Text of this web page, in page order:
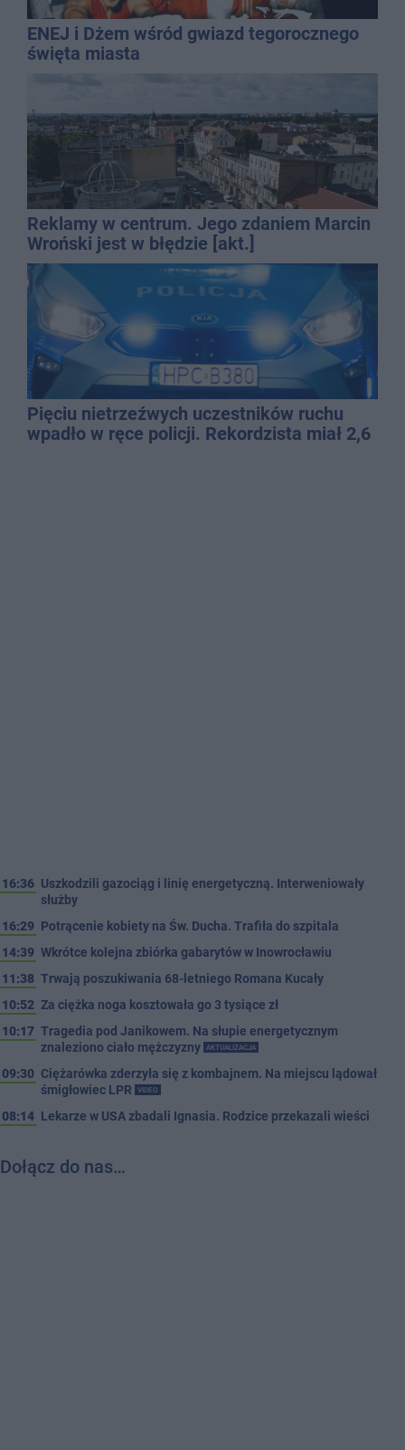
ENEJ i Dżem wśród gwiazd tegorocznego
święta miasta
Reklamy w centrum. Jego zdaniem Marcin
Wroński jest w błędzie [akt.]
Pięciu nietrzeźwych uczestników ruchu
wpadło w ręce policji. Rekordzista miał 2,6
16:36 Uszkodzili gazociąg i linię energetyczną. Interweniowały
służby
16:29 Potrącenie kobiety na Św. Ducha. Trafiła do szpitala
14:39 Wkrótce kolejna zbiórka gabarytów w Inowrocławiu
11:38 Trwają poszukiwania 68-letniego Romana Kucały
10:52 Za ciężka noga kosztowała go 3 tysiące zł
10:17 Tragedia pod Janikowem. Na słupie energetycznym
znaleziono ciało mężczyzny
AKTUALIZACJA
09:30 Ciężarówka zderzyła się z kombajnem. Na miejscu lądował
śmigłowiec LPR
VIDEO
08:14 Lekarze w USA zbadali Ignasia. Rodzice przekazali wieści
Dołącz do nas…